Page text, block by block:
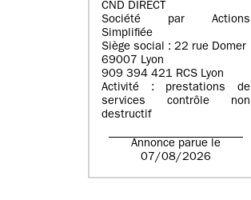
CND DIRECT
Société par Actions
Simplifiée
Siège social : 22 rue Domer
69007 Lyon
909 394 421 RCS Lyon
Activité : prestations de
services contrôle non
destructif
Annonce parue le
07/08/2026